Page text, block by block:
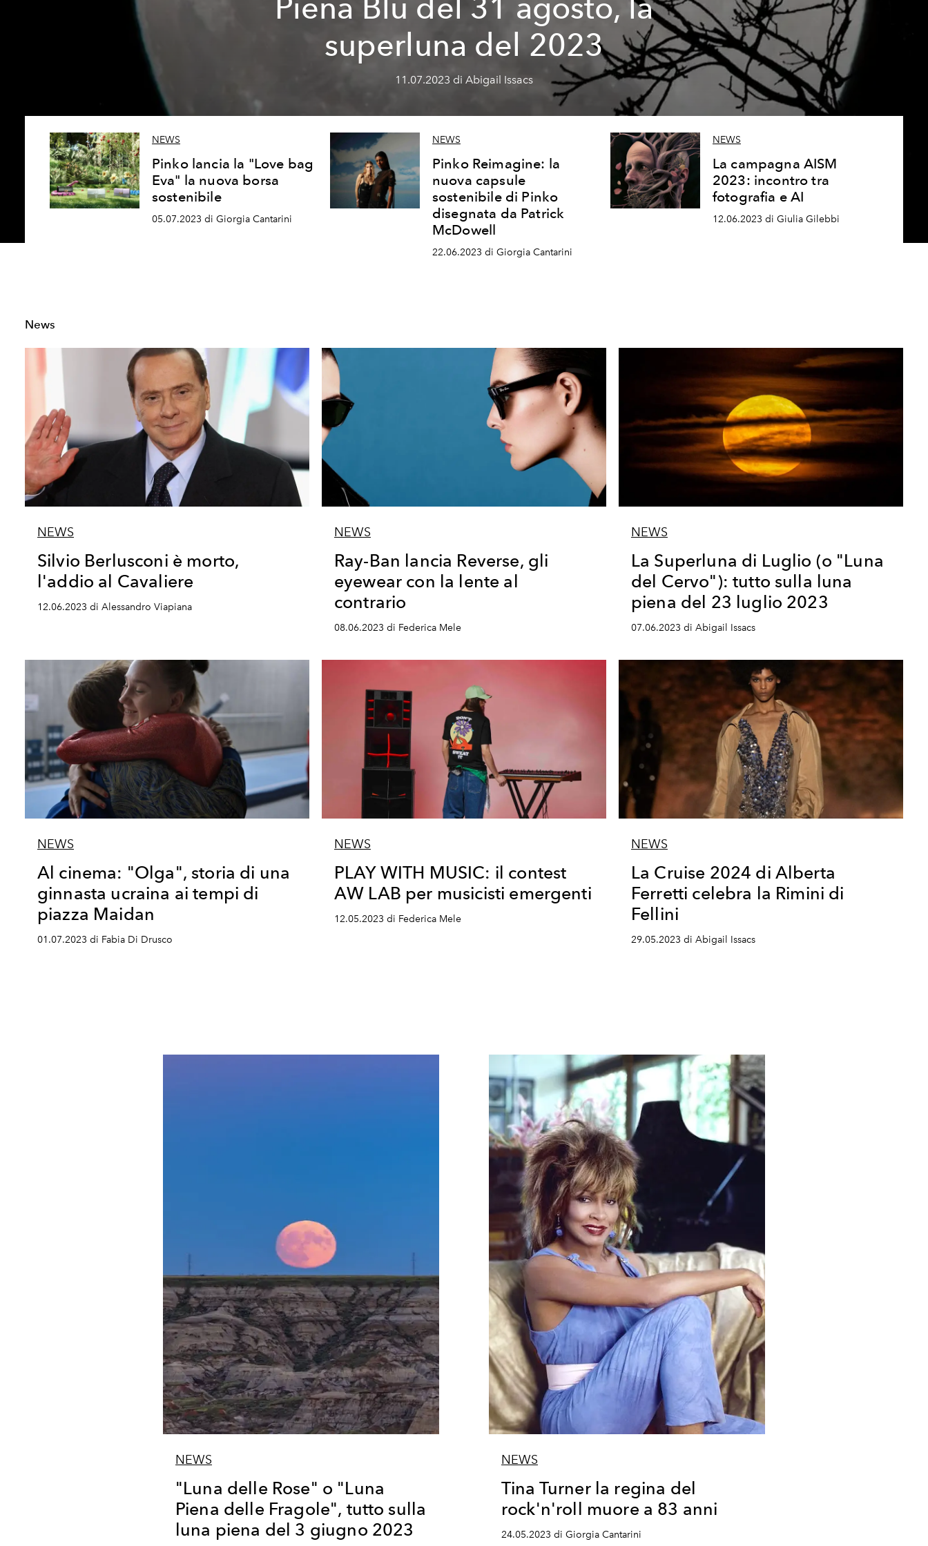
Piena Blu del 31 agosto, la
superluna del 2023
11.07.2023 di Abigail Issacs
NEWS
Pinko lancia la "Love bag
Eva" la nuova borsa
sostenibile
05.07.2023 di Giorgia Cantarini
NEWS
Pinko Reimagine: la
nuova capsule
sostenibile di Pinko
disegnata da Patrick
McDowell
22.06.2023 di Giorgia Cantarini
NEWS
La campagna AISM
2023: incontro tra
fotografia e AI
12.06.2023 di Giulia Gilebbi
News
NEWS
Silvio Berlusconi è morto,
l'addio al Cavaliere
12.06.2023 di Alessandro Viapiana
NEWS
Ray-Ban lancia Reverse, gli
eyewear con la lente al
contrario
08.06.2023 di Federica Mele
NEWS
La Superluna di Luglio (o "Luna
del Cervo"): tutto sulla luna
piena del 23 luglio 2023
07.06.2023 di Abigail Issacs
NEWS
Al cinema: "Olga", storia di una
ginnasta ucraina ai tempi di
piazza Maidan
01.07.2023 di Fabia Di Drusco
NEWS
PLAY WITH MUSIC: il contest
AW LAB per musicisti emergenti
12.05.2023 di Federica Mele
NEWS
La Cruise 2024 di Alberta
Ferretti celebra la Rimini di
Fellini
29.05.2023 di Abigail Issacs
NEWS
"Luna delle Rose" o "Luna
Piena delle Fragole", tutto sulla
luna piena del 3 giugno 2023
NEWS
Tina Turner la regina del
rock'n'roll muore a 83 anni
24.05.2023 di Giorgia Cantarini